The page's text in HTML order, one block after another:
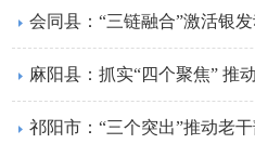
会同县：“三链融合”激活银
麻阳县：抓实“四个聚焦” 推
祁阳市：“三个突出”推动老